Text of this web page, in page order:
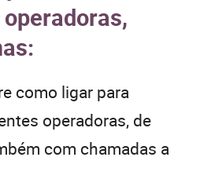
como ligar para
operadoras, de
com chamadas a